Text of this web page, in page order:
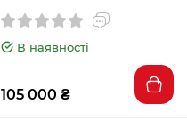
В наявності
105 000 ₴